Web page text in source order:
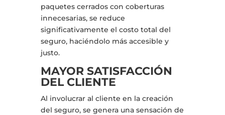
paquetes cerrados con coberturas
innecesarias, se reduce
significativamente el costo total del
seguro, haciéndolo más accesible y
justo.
MAYOR SATISFACCIÓN
DEL CLIENTE
Al involucrar al cliente en la creación
del seguro, se genera una sensación de